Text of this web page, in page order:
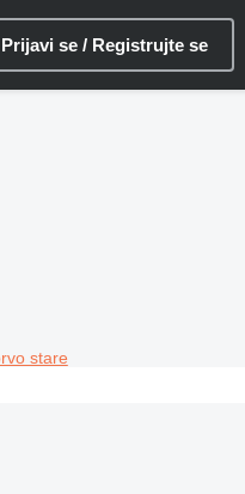
Prijavi se / Registrujte se
stare